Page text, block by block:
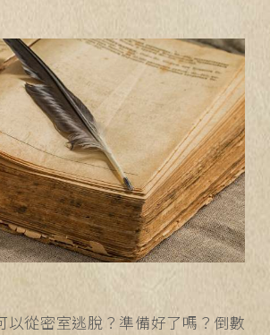
適合新手。全台首創「玩中學」、
動化」密逃翻轉平台。透過「密室
教學，實踐「遊戲X行動X合作式
以從密室逃脫？準備好了嗎？倒數